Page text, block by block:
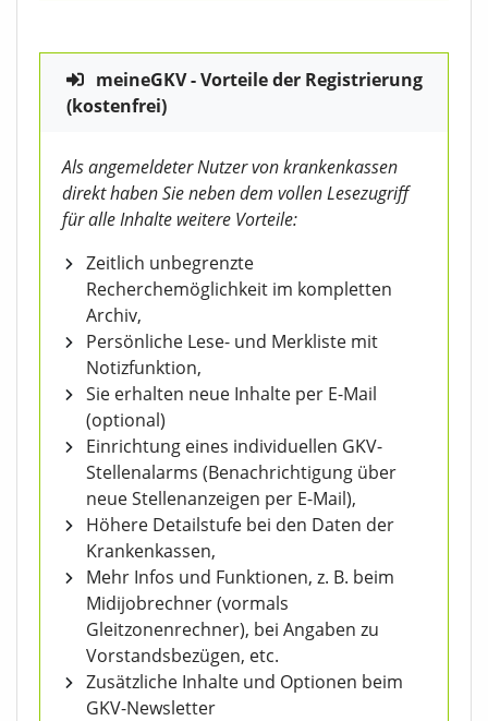
meineGKV - Vorteile der Registrierung
(kostenfrei)
Als angemeldeter Nutzer von krankenkassen
direkt haben Sie neben dem vollen Lesezugriff
für alle Inhalte weitere Vorteile:
Zeitlich unbegrenzte
Recherchemöglichkeit im kompletten
Archiv,
Persönliche Lese- und Merkliste mit
Notizfunktion,
Sie erhalten neue Inhalte per E-Mail
(optional)
Einrichtung eines individuellen GKV-
Stellenalarms (Benachrichtigung über
neue Stellenanzeigen per E-Mail),
Höhere Detailstufe bei den Daten der
Krankenkassen,
Mehr Infos und Funktionen, z. B. beim
Midijobrechner (vormals
Gleitzonenrechner), bei Angaben zu
Vorstandsbezügen, etc.
Zusätzliche Inhalte und Optionen beim
GKV-Newsletter